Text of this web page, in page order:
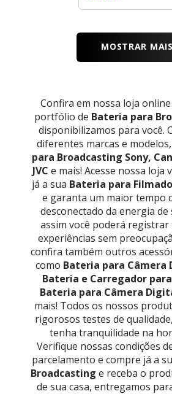
MOSTRAR MAIS
Confira em nossa loja
portfólio de Bateria para
disponibilizamos para você.
diferentes marcas e
para Broadcasting Sony,
JVC e mais! Acesse nossa loja
já a sua Bateria para
e garanta um maior tempo
desconectado da energia
assim você poderá registrar
experiências sem
confira também outros
como Bateria para Câmera
Bateria e Carregador
Bateria para Câmera
mais! Todos os nossos
rigorosos testes de
tenha tranquilidade na
Verifique nossas condições
parcelamento e compre já a
Broadcasting e receba o
de sua casa, entregamos